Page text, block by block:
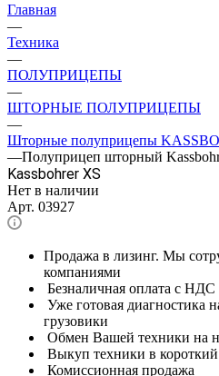
Главная
—
Техника
—
ПОЛУПРИЦЕПЫ
—
ШТОРНЫЕ ПОЛУПРИЦЕПЫ
—
Шторные полуприцепы
—Полуприцеп шторный
Kassbohrer XS
Нет в наличии
Арт. 03927
Продажа в лизинг. Мы
компаниями
Безналичная оплата с НДС
Уже готовая диагностика
грузовики
Обмен Вашей техники на
Выкуп техники в
Комиссионная продажа